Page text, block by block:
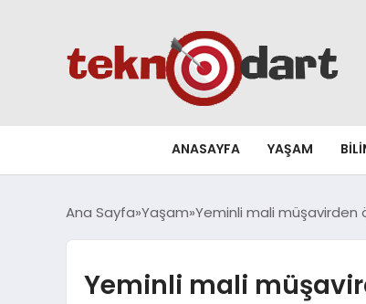
ANASAYFA YAŞAM
Ana Sayfa Yaşam Yeminli mali
Yeminli mali